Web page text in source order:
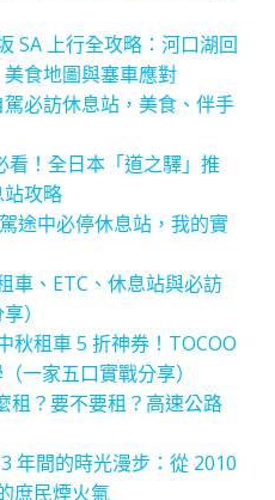
SA 上行全攻略：河口湖回
食地圖與塞車應對
必訪休息站，美食、伴手
看！全日本「道之驛」推
攻略
途中必停休息站，我的實
車、ETC、休息站與必訪
）
秋租車 5 折神券！TOCOO
一家五口實戰分享）
租？要不要租？高速公路
年間的時光漫步：從 2010
庶民煙火氣